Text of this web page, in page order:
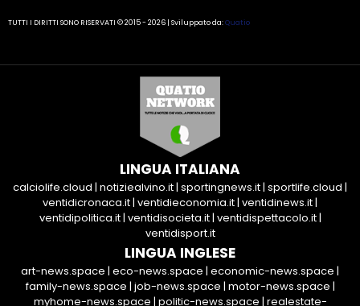
TUTTI I DIRITTI SONO RISERVATI © 2015 - 2026 | Sviluppato da:Quatio
LINGUA ITALIANA
calciolife.cloud | notiziealvino.it| sportingnews.it| sportlife.cloud |
ventidicronaca.it| ventidieconomia.it| ventidinews.it|
ventidipolitica.it| ventidisocieta.it| ventidispettacolo.it|
ventidisport.it
LINGUA INGLESE
art-news.space | eco-news.space | economic-news.space |
family-news.space | job-news.space | motor-news.space |
myhome-news.space | politic-news.space | realestate-